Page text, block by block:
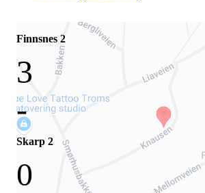
Finnsnes 2
3
-
Skarp 2
0